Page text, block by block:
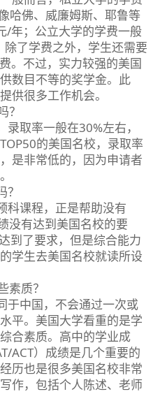
哈佛、威廉姆斯、耶鲁等
/年；公立大学的学费一般
了学费之外，学生还需要
。不过，实力较强的美国
数目不等的奖学金。此
供很多工作机会。
？
取率一般在30%左右，
的美国名校，录取率
是非常低的，因为申请者
科课程，正是帮助没有
没有达到美国名校的要
到了要求，但是综合能力
学生去美国名校就读所设
素质？
于中国，不会通过一次或
平。美国大学看重的是学
合素质。高中的学业成
ACT）成绩是几个重要的
历也是很多美国名校非常
作，包括个人陈述、老师